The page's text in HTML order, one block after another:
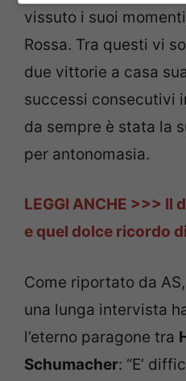
vissuto i suoi
Rossa. Tra questi vi
due vittorie a casa
successi consecutivi
da sempre è stata la
per antonomasia.
LEGGI ANCHE >>> Il
e quel dolce ricordo
Come riportato da
una lunga intervista
l’eterno paragone tra
Schumacher: “E’